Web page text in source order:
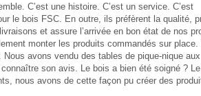
C’est une histoire. C’est un service. C’est
le bois FSC. En outre, ils préfèrent la qualité,
et assure l’arrivée en bon état de nos
monter les produits commandés sur place.
avons vendu des tables de pique-nique aux
son avis. Le bois a bien été soigné ?
nous avons de cette façon pu créer des